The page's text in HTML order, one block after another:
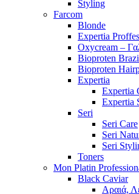
Styling
Farcom
Blonde
Expertia
Oxycream –
Bioproten
Bioproten
Expertia
Expertia
Expertia
Seri
Seri Care
Seri
Seri
Toners
Mon Platin
Black Caviar
Αραιά,